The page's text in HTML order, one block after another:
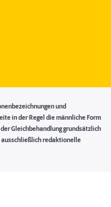
und
in der Regel die männliche Form
Gleichbehandlung grundsätzlich
ausschließlich redaktionelle